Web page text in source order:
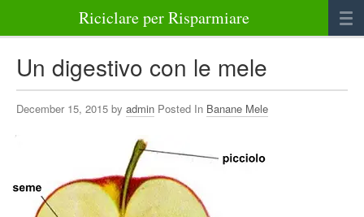
Riciclare per Risparmiare
Bellezza Benessere e Salute
Varie
Un digestivo con le mele
December 15, 2015 by admin Posted In Banane Mele